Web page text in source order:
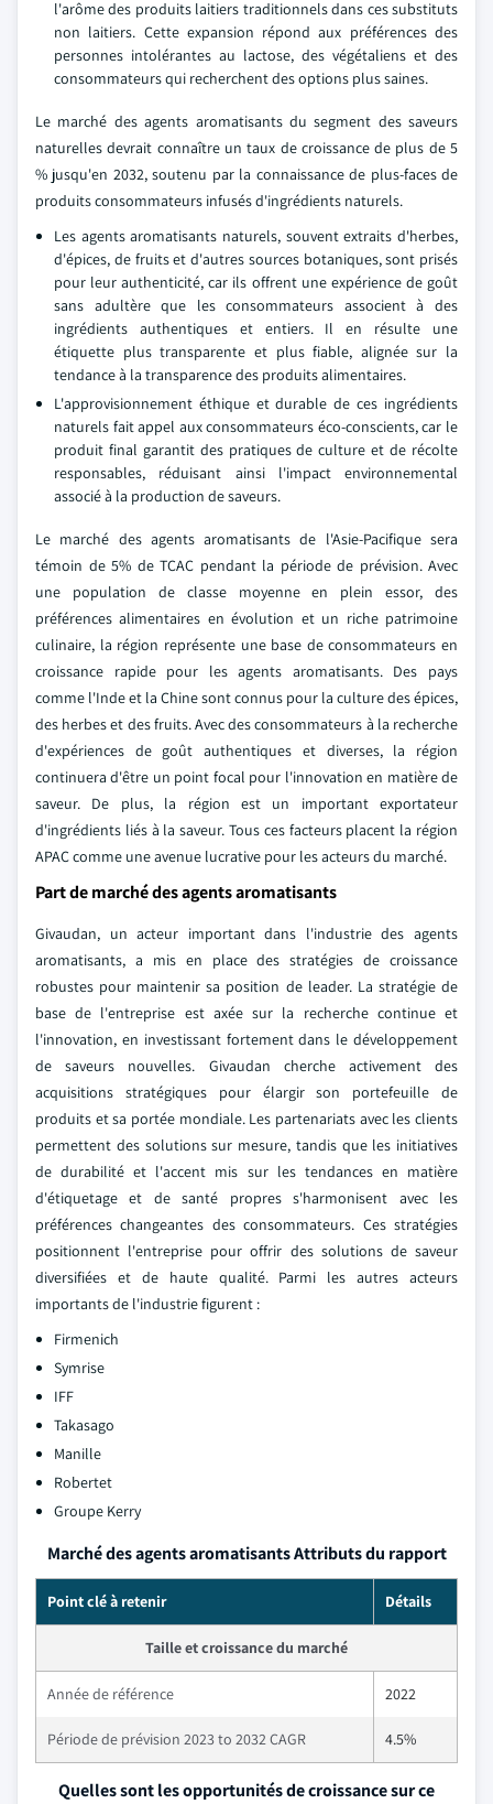
l'arôme des produits laitiers traditionnels dans ces substituts
non laitiers. Cette expansion répond aux préférences des
personnes intolérantes au lactose, des végétaliens et des
consommateurs qui recherchent des options plus saines.
Le marché des agents aromatisants du segment des saveurs
naturelles devrait connaître un taux de croissance de plus de 5
% jusqu'en 2032, soutenu par la connaissance de plus-faces de
produits consommateurs infusés d'ingrédients naturels.
Les agents aromatisants naturels, souvent extraits d'herbes,
d'épices, de fruits et d'autres sources botaniques, sont prisés
pour leur authenticité, car ils offrent une expérience de goût
sans adultère que les consommateurs associent à des
ingrédients authentiques et entiers. Il en résulte une
étiquette plus transparente et plus fiable, alignée sur la
tendance à la transparence des produits alimentaires.
L'approvisionnement éthique et durable de ces ingrédients
naturels fait appel aux consommateurs éco-conscients, car le
produit final garantit des pratiques de culture et de récolte
responsables, réduisant ainsi l'impact environnemental
associé à la production de saveurs.
Le marché des agents aromatisants de l'Asie-Pacifique sera
témoin de 5% de TCAC pendant la période de prévision. Avec
une population de classe moyenne en plein essor, des
préférences alimentaires en évolution et un riche patrimoine
culinaire, la région représente une base de consommateurs en
croissance rapide pour les agents aromatisants. Des pays
comme l'Inde et la Chine sont connus pour la culture des épices,
des herbes et des fruits. Avec des consommateurs à la recherche
d'expériences de goût authentiques et diverses, la région
continuera d'être un point focal pour l'innovation en matière de
saveur. De plus, la région est un important exportateur
d'ingrédients liés à la saveur. Tous ces facteurs placent la région
APAC comme une avenue lucrative pour les acteurs du marché.
Part de marché des agents aromatisants
Givaudan, un acteur important dans l'industrie des agents
aromatisants, a mis en place des stratégies de croissance
robustes pour maintenir sa position de leader. La stratégie de
base de l'entreprise est axée sur la recherche continue et
l'innovation, en investissant fortement dans le développement
de saveurs nouvelles. Givaudan cherche activement des
acquisitions stratégiques pour élargir son portefeuille de
produits et sa portée mondiale. Les partenariats avec les clients
permettent des solutions sur mesure, tandis que les initiatives
de durabilité et l'accent mis sur les tendances en matière
d'étiquetage et de santé propres s'harmonisent avec les
préférences changeantes des consommateurs. Ces stratégies
positionnent l'entreprise pour offrir des solutions de saveur
diversifiées et de haute qualité. Parmi les autres acteurs
importants de l'industrie figurent :
Firmenich
Symrise
IFF
Takasago
Manille
Robertet
Groupe Kerry
Marché des agents aromatisants Attributs du rapport
Point clé à retenir Détails
Taille et croissance du marché
Année de référence 2022
Période de prévision 2023 to 2032 CAGR 4.5%
Quelles sont les opportunités de croissance sur ce